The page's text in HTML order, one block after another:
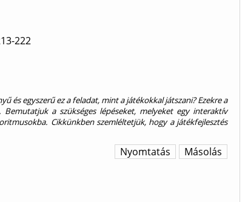
222
és egyszerű ez a feladat, mint a játékokkal játszani? Ezekre a
a szükséges lépéseket, melyeket egy interaktív
Cikkünkben szemléltetjük, hogy a játékfejlesztés
Másolás
Nyomtatás